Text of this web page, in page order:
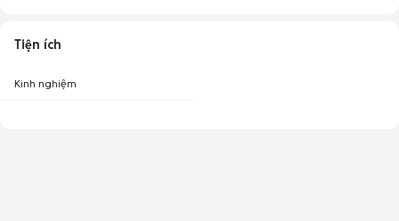
Tiện ích
Kinh nghiệm